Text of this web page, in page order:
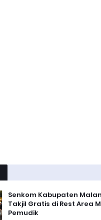
Senkom Kabupaten
Takjil Gratis di Rest Area
Pemudik